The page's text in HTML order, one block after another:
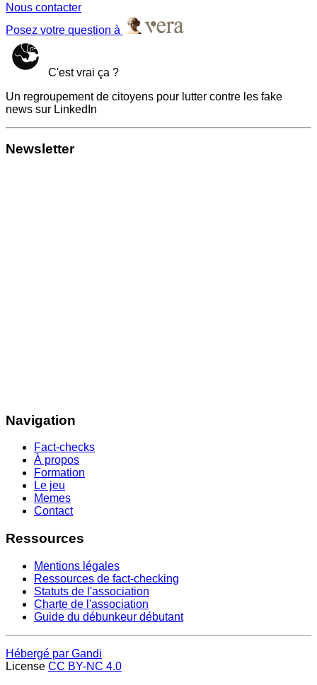
Nous contacter
Posez votre question à
C'est vrai ça ?
Un regroupement de citoyens pour lutter contre les fake
news sur LinkedIn
Newsletter
Navigation
Fact-checks
À propos
Formation
Le jeu
Memes
Contact
Ressources
Mentions légales
Ressources de fact-checking
Statuts de l'association
Charte de l'association
Guide du débunkeur débutant
Hébergé par Gandi
License CC BY-NC 4.0